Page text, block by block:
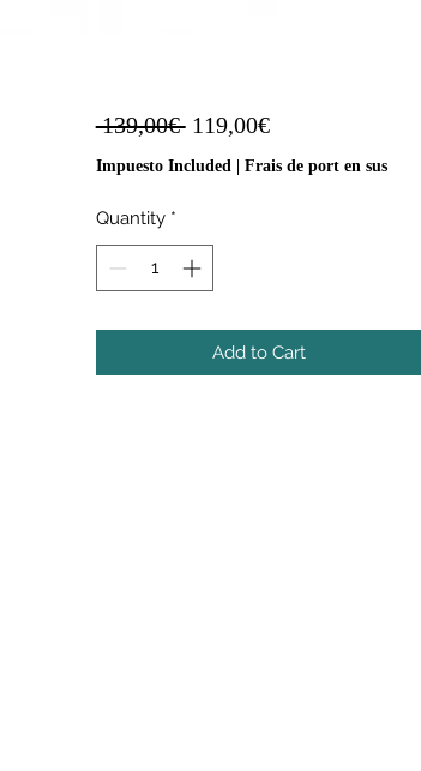
139,00€ Regular
Price
119,00€Sale
Price
Impuesto Included| Frais de port en sus
Quantity *
Add to Cart